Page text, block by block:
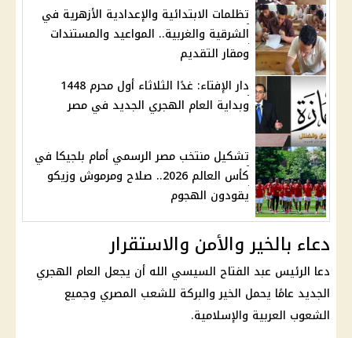
تظلمات الابتدائية والإعدادية الأزهرية في
الشرقية والغربية.. المواعيد والمستندات
ومقار التقديم
دار الإفتاء: غدًا الثلاثاء أول محرم 1448
وبداية العام الهجري الجديد في مصر
تشكيل منتخب مصر الرسمي أمام بلجيكا في
كأس العالم 2026.. صلاح ومرموش وزيكو
يقودون الهجوم
دعاء بالخير والأمن والاستقرار
دعا الرئيس عبد الفتاح السيسي الله أن يجعل العام الهجري
الجديد عامًا يحمل الخير والبركة للشعب المصري وجميع
الشعوب العربية والإسلامية.